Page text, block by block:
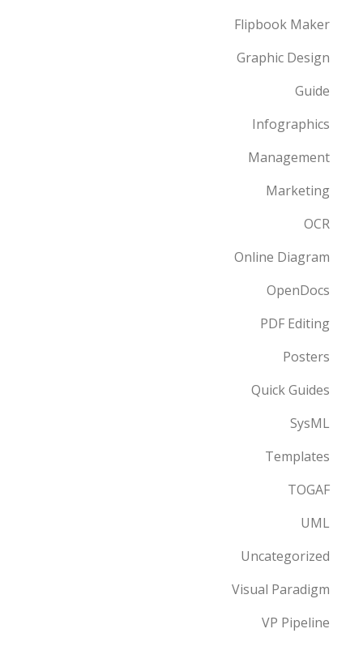
Flipbook Maker
Graphic Design
Guide
Infographics
Management
Marketing
OCR
Online Diagram
OpenDocs
PDF Editing
Posters
Quick Guides
SysML
Templates
TOGAF
UML
Uncategorized
Visual Paradigm
VP Pipeline